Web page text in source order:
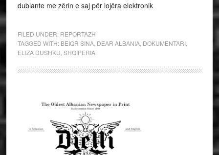
dublante me zërin e saj për lojëra elektronik
FILED UNDER: REPORTAZH
TAGGED WITH: BEIQR SINA, DEAR ALBANIA, DOKUMENTARI,
ELIZA DUSHKU SHQIPERIA